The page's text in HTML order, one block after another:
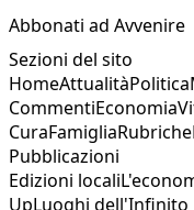
Abbonati ad Avvenire
Sezioni del sito
HomeAttualitàPolitica
CommentiEconomia
CuraFamigliaRubriche
Pubblicazioni
Edizioni locali
UpLuoghi dell'Infinito